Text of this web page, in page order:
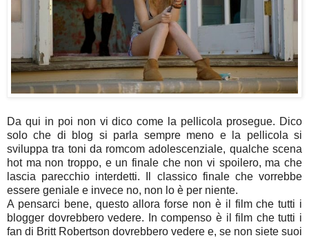
Da qui in poi non vi dico come la pellicola prosegue. Dico
solo che di blog si parla sempre meno e la pellicola si
sviluppa tra toni da romcom adolescenziale, qualche scena
hot ma non troppo, e un finale che non vi spoilero, ma che
lascia parecchio interdetti. Il classico finale che vorrebbe
essere geniale e invece no, non lo è per niente.
A pensarci bene, questo allora forse non è il film che tutti i
blogger dovrebbero vedere. In compenso è il film che tutti i
fan di Britt Robertson dovrebbero vedere e, se non siete suoi